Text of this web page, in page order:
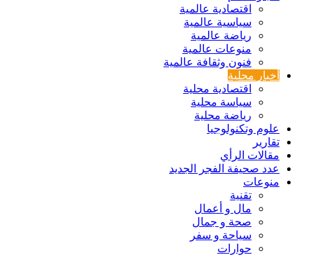
اقتصادية عالمية
سياسية عالمية
رياضة عالمية
منوعات عالمية
فنون وثقافة عالمية
أخبار محلية
اقتصادية محلية
سياسة محلية
رياضة محلية
علوم وتكنولوجيا
تقارير
مقالات الرأي
عدد صحيفة الفجر الجديد
منوعات
تقنية
مال و أعمال
صحة و جمال
سياحة و سفر
حوارات